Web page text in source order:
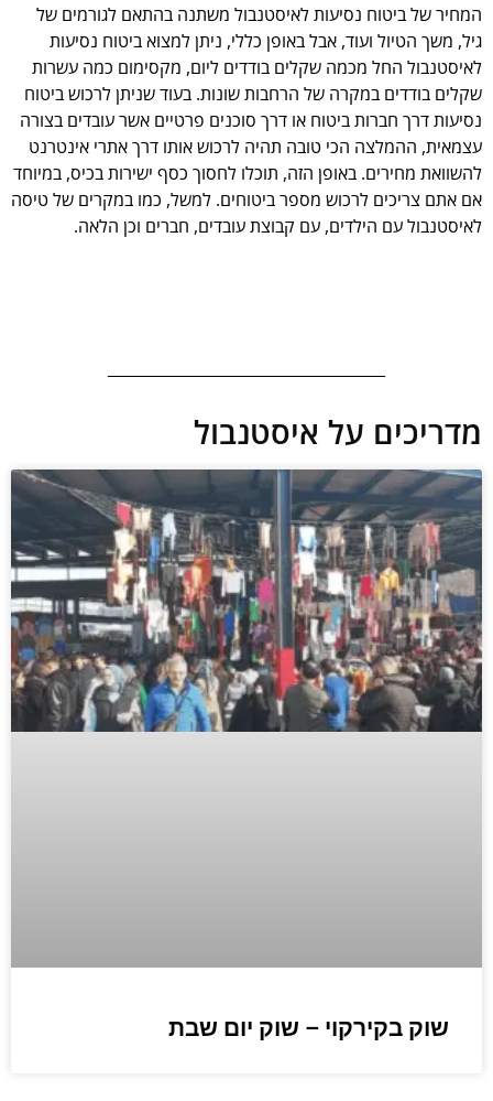
המחיר של ביטוח נסיעות לאיסטנבול משתנה בהתאם לגורמים של
גיל, משך הטיול ועוד, אבל באופן כללי, ניתן למצוא ביטוח נסיעות
לאיסטנבול החל מכמה שקלים בודדים ליום, מקסימום כמה עשרות
שקלים בודדים במקרה של הרחבות שונות. בעוד שניתן לרכוש ביטוח
נסיעות דרך חברות ביטוח או דרך סוכנים פרטיים אשר עובדים בצורה
עצמאית, ההמלצה הכי טובה תהיה לרכוש אותו דרך אתרי אינטרנט
להשוואת מחירים. באופן הזה, תוכלו לחסוך כסף ישירות בכיס, במיוחד
אם אתם צריכים לרכוש מספר ביטוחים. למשל, כמו במקרים של טיסה
לאיסטנבול עם הילדים, עם קבוצת עובדים, חברים וכן הלאה.
מדריכים על איסטנבול
שוק בקירקוי – שוק יום שבת